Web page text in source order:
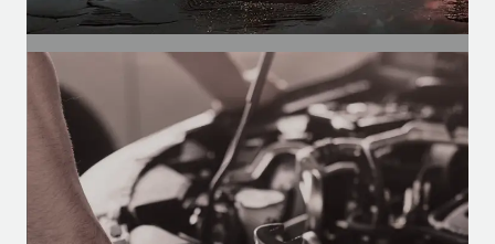
Automotivo
Motores para climatização,
desembaçadores e limpadores de
ônibus, vans e caminhões.